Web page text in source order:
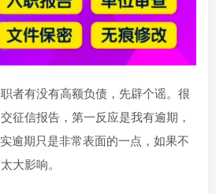
者有没有高额负债，先辟个谣。很
征信报告，第一反应是我有逾期，
逾期只是非常表面的一点，如果不
大影响。